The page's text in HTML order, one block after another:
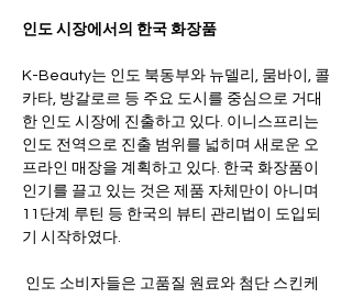
인도 시장에서의 한국 화장품
K-Beauty는 인도 북동부와 뉴델리, 뭄바이, 콜
카타, 방갈로르 등 주요 도시를 중심으로 거대
한 인도 시장에 진출하고 있다. 이니스프리는
인도 전역으로 진출 범위를 넓히며 새로운 오
프라인 매장을 계획하고 있다. 한국 화장품이
인기를 끌고 있는 것은 제품 자체만이 아니며
11단계 루틴 등 한국의 뷰티 관리법이 도입되
기 시작하였다.